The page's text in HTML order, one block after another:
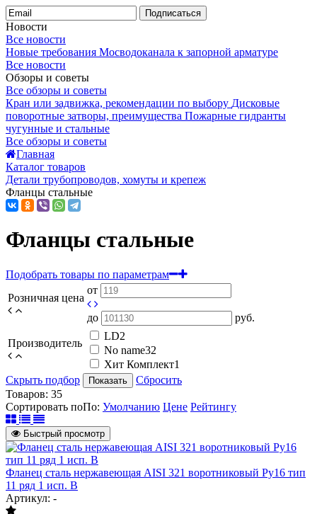
Подписаться
Новости
Все новости
Новые требования Мосводоканала к запорной арматуре
Все новости
Обзоры и советы
Все обзоры и советы
Кран или задвижка, рекомендации по выбору Дисковые
поворотные затворы, преимущества Пожарные гидранты
чугунные и стальные
Все обзоры и советы
Главная
Каталог товаров
Детали трубопроводов, хомуты и крепеж
Фланцы стальные
Фланцы стальные
Подобрать товары по параметрам
Розничная цена
от
до руб.
Производитель
LD2
No name32
Хит Комплект1
Скрыть подбор
Показать
Сбросить
Товаров: 35
Сортировать поПо: Умолчанию Цене Рейтингу
Быстрый просмотр
Фланец сталь нержавеющая AISI 321 воротниковый Ру16 тип
11 ряд 1 исп. B
Артикул: -